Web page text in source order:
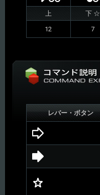
上 下 ☆
12 7
レバー・ボタン